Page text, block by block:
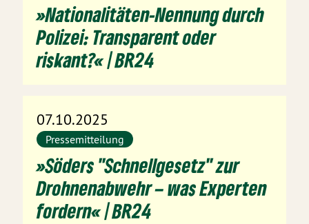
»Nationalitäten-Nennung durch
Polizei: Transparent oder
riskant?« | BR24
07.10.2025
Pressemitteilung
»Söders "Schnellgesetz" zur
Drohnenabwehr – was Experten
fordern« | BR24